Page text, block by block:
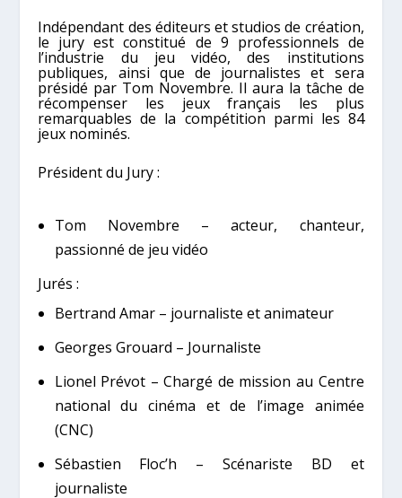
Indépendant des éditeurs et studios de création,
le jury est constitué de 9 professionnels de
l’industrie du jeu vidéo, des institutions
publiques, ainsi que de journalistes et sera
présidé par Tom Novembre. Il aura la tâche de
récompenser les jeux français les plus
remarquables de la compétition parmi les 84
jeux nominés.
Président du Jury :
Tom Novembre – acteur, chanteur,
passionné de jeu vidéo
Jurés :
Bertrand Amar – journaliste et animateur
Georges Grouard – Journaliste
Lionel Prévot – Chargé de mission au Centre
national du cinéma et de l’image animée
(CNC)
Sébastien Floc’h – Scénariste BD et
journaliste